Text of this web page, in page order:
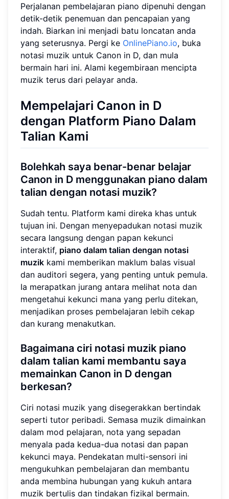
Perjalanan pembelajaran piano dipenuhi dengan
detik-detik penemuan dan pencapaian yang
indah. Biarkan ini menjadi batu loncatan anda
yang seterusnya. Pergi ke OnlinePiano.io, buka
notasi muzik untuk Canon in D, dan mula
bermain hari ini. Alami kegembiraan mencipta
muzik terus dari pelayar anda.
Mempelajari Canon in D
dengan Platform Piano Dalam
Talian Kami
Bolehkah saya benar-benar belajar
Canon in D menggunakan piano dalam
talian dengan notasi muzik?
Sudah tentu. Platform kami direka khas untuk
tujuan ini. Dengan menyepadukan notasi muzik
secara langsung dengan papan kekunci
interaktif, piano dalam talian dengan notasi
muzik kami memberikan maklum balas visual
dan auditori segera, yang penting untuk pemula.
Ia merapatkan jurang antara melihat nota dan
mengetahui kekunci mana yang perlu ditekan,
menjadikan proses pembelajaran lebih cekap
dan kurang menakutkan.
Bagaimana ciri notasi muzik piano
dalam talian kami membantu saya
memainkan Canon in D dengan
berkesan?
Ciri notasi muzik yang disegerakkan bertindak
seperti tutor peribadi. Semasa muzik dimainkan
dalam mod pelajaran, nota yang sepadan
menyala pada kedua-dua notasi dan papan
kekunci maya. Pendekatan multi-sensori ini
mengukuhkan pembelajaran dan membantu
anda membina hubungan yang kukuh antara
muzik bertulis dan tindakan fizikal bermain.